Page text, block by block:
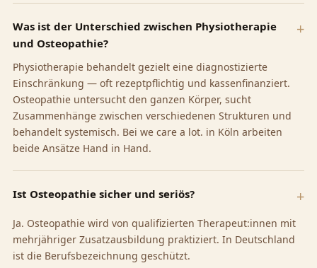
Was ist der Unterschied zwischen Physiotherapie
und Osteopathie?
Physiotherapie behandelt gezielt eine diagnostizierte
Einschränkung — oft rezeptpflichtig und kassenfinanziert.
Osteopathie untersucht den ganzen Körper, sucht
Zusammenhänge zwischen verschiedenen Strukturen und
behandelt systemisch. Bei we care a lot. in Köln arbeiten
beide Ansätze Hand in Hand.
Ist Osteopathie sicher und seriös?
Ja. Osteopathie wird von qualifizierten Therapeut:innen mit
mehrjähriger Zusatzausbildung praktiziert. In Deutschland
ist die Berufsbezeichnung geschützt.